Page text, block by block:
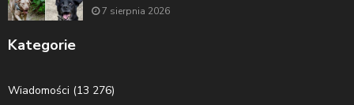
7 sierpnia 2026
Kategorie
Wiadomości (13 276)